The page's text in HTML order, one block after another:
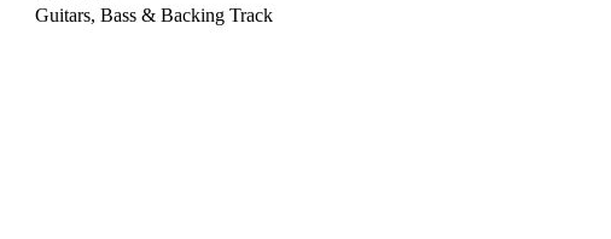
Guitars, Bass & Backing Track